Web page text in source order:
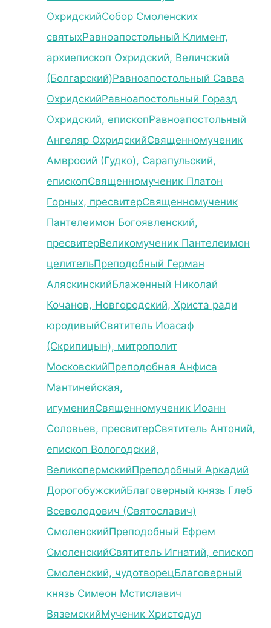
ОхридскийСобор Смоленских
святыхРавноапостольный Климент,
архиепископ Охридский, Величский
(Болгарский)Равноапостольный Савва
ОхридскийРавноапостольный Горазд
Охридский, епископРавноапостольный
Ангеляр ОхридскийСвященномученик
Амвросий (Гудко), Сарапульский,
епископСвященномученик Платон
Горных, пресвитерСвященномученик
Пантелеимон Богоявленский,
пресвитерВеликомученик Пантелеимон
целительПреподобный Герман
АляскинскийБлаженный Николай
Кочанов, Новгородский, Христа ради
юродивыйСвятитель Иоасаф
(Скрипицын), митрополит
МосковскийПреподобная Анфиса
Мантинейская,
игуменияСвященномученик Иоанн
Соловьев, пресвитерСвятитель Антоний,
епископ Вологодский,
ВеликопермскийПреподобный Аркадий
ДорогобужскийБлаговерный князь Глеб
Всеволодович (Святославич)
СмоленскийПреподобный Ефрем
СмоленскийСвятитель Игнатий, епископ
Смоленский, чудотворецБлаговерный
князь Симеон Мстиславич
ВяземскийМученик Христодул